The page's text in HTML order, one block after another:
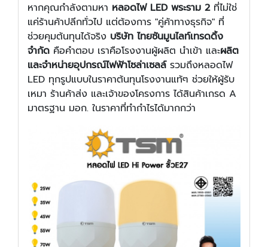
หากคุณกำลังตามหา หลอดไฟ LED พระราม 2ที่ไม่ใช่
แค่ร้านค้าปลีกทั่วไป แต่ต้องการ "คู่ค้าทางธุรกิจ" ที่
ช่วยคุมต้นทุนได้จริง บริษัท ไทยซันมูนไลท์เทรดดิ้ง
จำกัด คือคำตอบ เราคือโรงงานผู้ผลิต นำเข้า และผลิต
และจำหน่ายอุปกรณ์ไฟฟ้าโซล่าเซลล์รวมถึงหลอดไฟ
LED ทุกรูปแบบในราคาต้นทุนโรงงานแท้ๆ ช่วยให้ผู้รับ
เหมา ร้านค้าส่ง และเจ้าของโครงการ ได้สินค้าเกรด A
มาตรฐาน มอก. ในราคาที่ทำกำไรได้มากกว่า